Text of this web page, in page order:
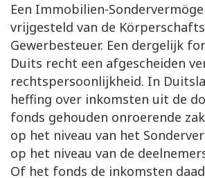
Een Immobilien-
vrijgesteld van de
Gewerbesteuer. Een dergelijk
Duits recht een afgescheiden
rechtspersoonlijkheid. In
heffing over inkomsten uit de
fonds gehouden onroerende
op het niveau van het
op het niveau van de
Of het fonds de inkomsten